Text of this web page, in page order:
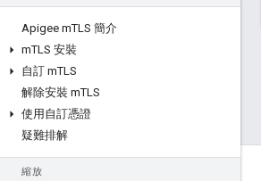
Apigee mTLS 簡介
mTLS 安裝
自訂 mTLS
解除安裝 mTLS
使用自訂憑證
疑難排解
縮放
關於 Apigee